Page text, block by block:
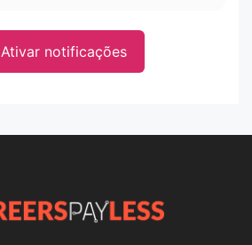
Ativar notificações